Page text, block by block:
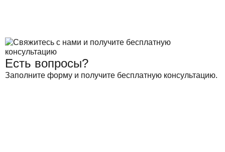
Есть вопросы?
Заполните форму и получите бесплатную консультацию.